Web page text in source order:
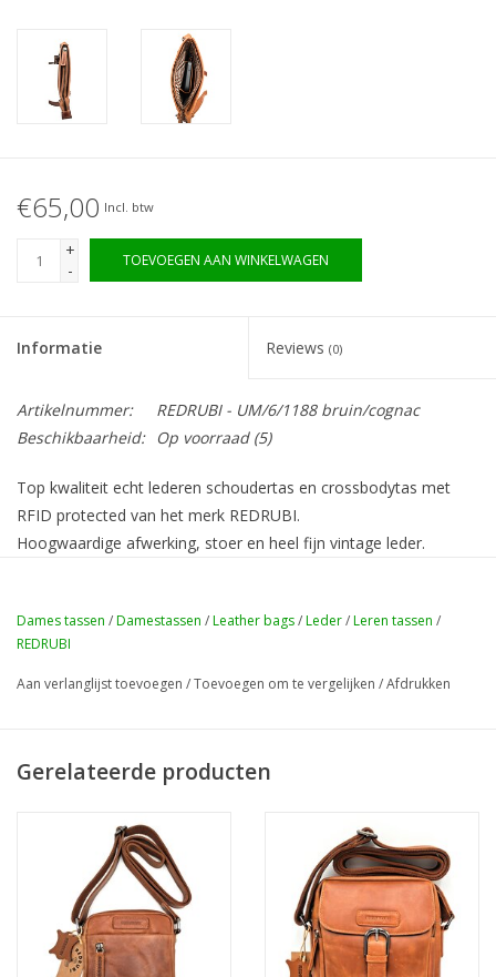
€65,00 Incl. btw
+
-
TOEVOEGEN AAN WINKELWAGEN
Informatie Reviews (0)
Artikelnummer:
REDRUBI - UM/6/1188 bruin/cognac
Beschikbaarheid:
Op voorraad (5)
Top kwaliteit echt lederen schoudertas en crossbodytas met
RFID protected van het merk REDRUBI.
Hoogwaardige afwerking, stoer en heel fijn vintage leder.
Vakken:Ruime binnenzak
Voering:
Hoogte: 3cm
Buitenmateriaal:Leer
Verstelbare schouderriem
Gratis verzending binnen Nederland!
Dames tassen /Damestassen /Leather bags/Leder/Leren tassen /
REDRUBI
Aan verlanglijst toevoegen /Toevoegen om te vergelijken /Afdrukken
Gerelateerde producten